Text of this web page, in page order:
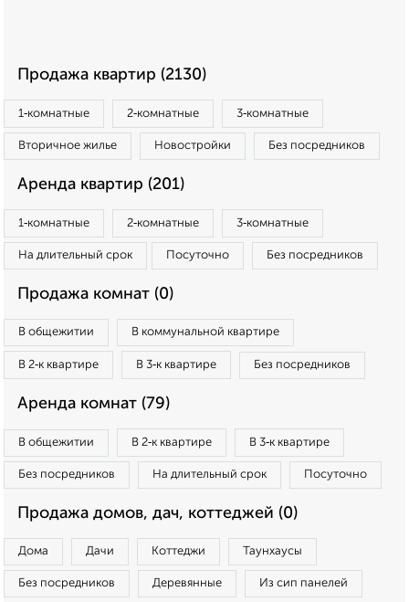
Продажа квартир (2130)
1‑комнатные 2‑комнатные 3‑комнатные
Вторичное жилье Новостройки Без посредников
Аренда квартир (201)
1‑комнатные 2‑комнатные 3‑комнатные
На длительный срок Посуточно Без посредников
Продажа комнат (0)
В общежитии В коммунальной квартире
В 2‑к квартире В 3‑к квартире Без посредников
Аренда комнат (79)
В общежитии В 2‑к квартире В 3‑к квартире
Без посредников На длительный срок Посуточно
Продажа домов, дач, коттеджей (0)
Дома Дачи Коттеджи Таунхаусы
Без посредников Деревянные Из сип панелей